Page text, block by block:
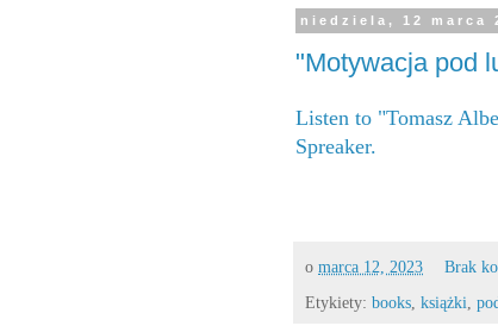
niedziela, 12 marca
"Motywacja pod
Listen to "Tomasz
Spreaker.
o marca 12, 2023
Brak
Etykiety: books książki